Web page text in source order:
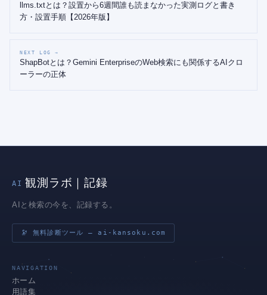
llms.txtとは？設置から6週間誰も読まなかった実測ログと書き
方・設置手順【2026年版】
NEXT LOG →
ShapBotとは？Gemini EnterpriseのWeb検索にも関係するAIクロ
ーラーの正体
AI 観測ラボ｜記録
AIと検索の今を、記録する。
🔭 無料診断ツール — ai-kansoku.com
NAVIGATION
ホーム
用語集